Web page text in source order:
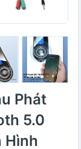
Phát
5.0
Hình